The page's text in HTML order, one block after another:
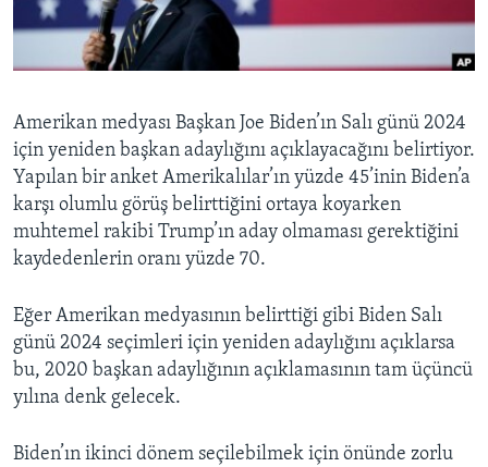
HAYATTAN
SANAT
BIZI TAKIP EDIN
Diller
Amerikan medyası Başkan Joe Biden’ın Salı günü 2024
için yeniden başkan adaylığını açıklayacağını belirtiyor.
Yapılan bir anket Amerikalılar’ın yüzde 45’inin Biden’a
karşı olumlu görüş belirttiğini ortaya koyarken
muhtemel rakibi Trump’ın aday olmaması gerektiğini
kaydedenlerin oranı yüzde 70.
Eğer Amerikan medyasının belirttiği gibi Biden Salı
günü 2024 seçimleri için yeniden adaylığını açıklarsa
bu, 2020 başkan adaylığının açıklamasının tam üçüncü
yılına denk gelecek.
Biden’ın ikinci dönem seçilebilmek için önünde zorlu